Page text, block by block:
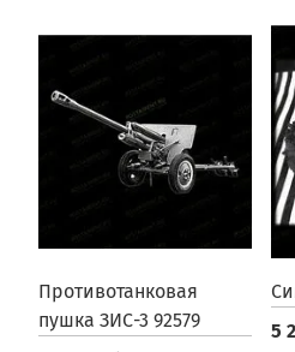
Противотанковая
пушка ЗИС-3 92579
5